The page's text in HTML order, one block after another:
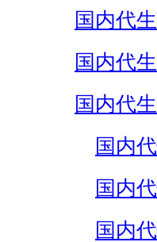
国内代
国内代
国内代
国内
国内
国内